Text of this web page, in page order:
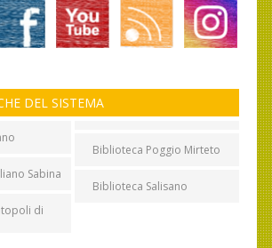
DEL SISTEMA
Sabina
di
Biblioteca Poggio Mirteto
Biblioteca Salisano